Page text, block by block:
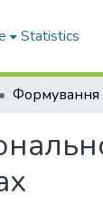
Statistics